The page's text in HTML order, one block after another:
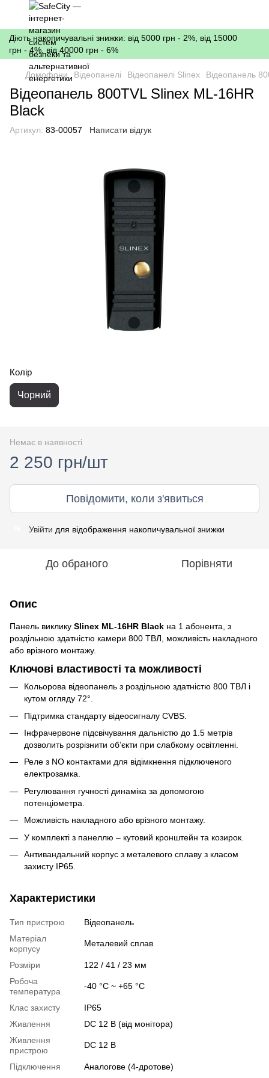
Діють накопичувальні знижки: від 5000 грн - 2%, від 15000
грн - 4%, від 40000 грн - 6%
Домофони Відеопанелі Відеопанелі Slinex Відеопанель
Відеопанель 800TVL Slinex ML-16HR
Black
Артикул: 83-00057 Написати відгук
Колір
Чорний
Немає в наявності
2 250 грн/шт
Повідомити, коли з'явиться
Увійти для відображення накопичувальної знижки
До обраного Порівняти
Опис
Панель виклику Slinex ML-16HR Black на 1 абонента, з
роздільною здатністю камери 800 ТВЛ, можливість накладного
або врізного монтажу.
Ключові властивості та можливості
Кольорова відеопанель з роздільною здатністю 800 ТВЛ і
кутом огляду 72°.
Підтримка стандарту відеосигналу CVBS.
Інфрачервоне підсвічування дальністю до 1.5 метрів
дозволить розрізнити об’єкти при слабкому освітленні.
Реле з NO контактами для відімкнення підключеного
електрозамка.
Регулювання гучності динаміка за допомогою
потенціометра.
Можливість накладного або врізного монтажу.
У комплекті з панеллю – кутовий кронштейн та козирок.
Антивандальний корпус з металевого сплаву з класом
захисту IP65.
Характеристики
Тип пристрою
Відеопанель
Матеріал
корпусу
Металевий сплав
Розміри
122 / 41 / 23 мм
Робоча
температура
-40 °C ~ +65 °C
Клас захисту
IP65
Живлення
DC 12 В (від монітора)
Живлення
пристрою
DC 12 В
Підключення
Аналогове (4-дротове)